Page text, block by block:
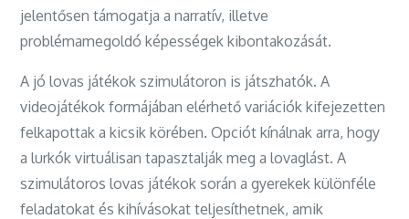
jelentősen támogatja a narratív, illetve
problémamegoldó képességek kibontakozását.
A jó lovas játékok szimulátoron is játszhatók. A
videojátékok formájában elérhető variációk kifejezetten
felkapottak a kicsik körében. Opciót kínálnak arra, hogy
a lurkók virtuálisan tapasztalják meg a lovaglást. A
szimulátoros lovas játékok során a gyerekek különféle
feladatokat és kihívásokat teljesíthetnek, amik